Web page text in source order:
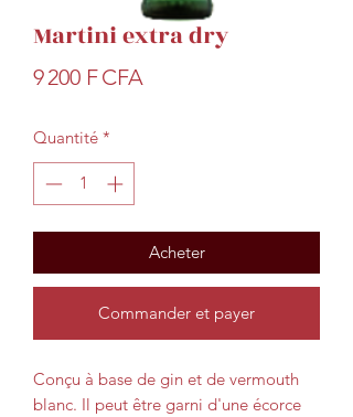
Martini extra dry
9 200 F CFA
Quantité *
Acheter
Commander et payer
Conçu à base de gin et de vermouth
blanc. Il peut être garni d'une écorce